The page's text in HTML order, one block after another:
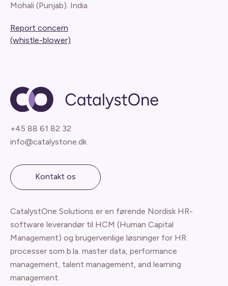
Mohali (Punjab). India
Report concern
(whistle-blower)
+45 88 61 82 32
info@catalystone.dk
Kontakt os
CatalystOne Solutions er en førende Nordisk HR-
software leverandør til HCM (Human Capital
Management) og brugervenlige løsninger for HR
processer som b.la. master data, performance
management, talent management, and learning
management.